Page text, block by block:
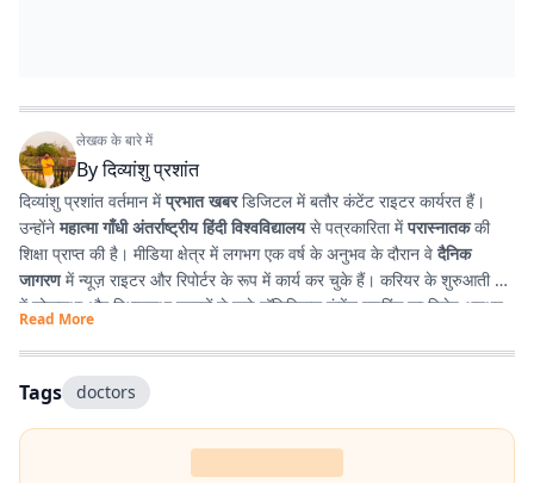
लेखक के बारे में
Byदिव्यांशु प्रशांत
दिव्यांशु प्रशांत वर्तमान मेंप्रभात खबरडिजिटल में बतौर कंटेंट राइटर कार्यरत हैं।
उन्होंनेमहात्मा गाँधी अंतर्राष्ट्रीय हिंदी विश्वविद्यालयसे पत्रकारिता मेंपरास्नातककी
शिक्षा प्राप्त की है। मीडिया क्षेत्र में लगभग एक वर्ष के अनुभव के दौरान वेदैनिक
जागरणमें न्यूज़ राइटर और रिपोर्टर के रूप में कार्य कर चुके हैं। करियर के शुरुआती दौर
में लोकसभा और विधानसभा चुनावों से जुड़े पॉलिटिकल कंटेंट राइटिंग का विशेष अनुभव
प्राप्त किया। इसके अतिरिक्त उन्होंने
किया है, जिसके कारण साहित्य, पठन-पाठन, लेखन और कविता-सृजन में उनकी विशेष
रुचि है। सटीक, निष्पक्ष और प्रभावशाली लेखन के माध्यम से पाठकों तक विश्वसनीय
जानकारी पहुँचाना उनकी पेशेवर पहचान है।
Read More
Tags doctors